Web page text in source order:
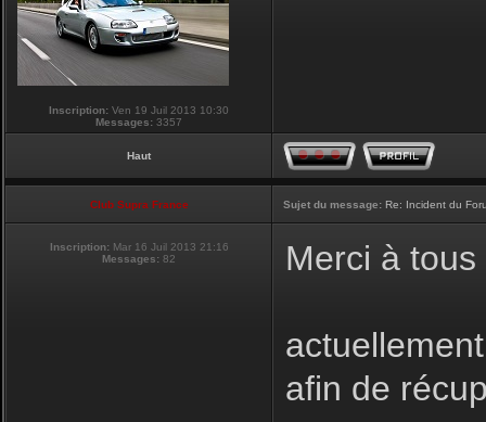
Inscription: Ven 19 Juil 2013 10:30
Messages: 3357
Haut
Club Supra France Sujet du message: Re: Incident du
Inscription: Mar 16 Juil 2013 21:16
Messages: 82 Merci à
afin de